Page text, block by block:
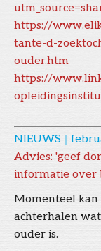
https://
tante-d-
ouder.htm
https://
NIEUWS |
Advies: 'geef
informatie over
Momenteel kan
achterhalen
ouder is.